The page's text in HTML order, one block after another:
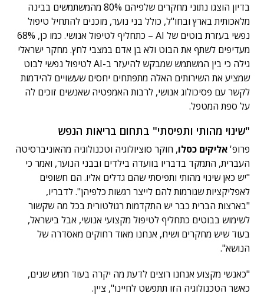
בדיון הוצגו נתוני מחקרים שלפיהם 80% מהמשתמשים בבינה
מלאכותית בארץ ובחו"ל, כולל בני נוער, מוכנים להתחיל טיפול
נפשי בעזרת בוטים של AI – כתחליף לטיפול אנושי. כמו כן, 68%
מעדיפים לשתף את הבוט ולא בן אדם במצבי לחץ. מחקר ישראלי
גילה כי בין המשתמש שמבקש להיעזר ב-AI לטיפול נפשי לבוט
שמציע את השירותים האלה מתפתחים יחסים שעשויים להידמות
לקשר עם פסיכולוג אנושי, לרבות האמפטיה שאנשים זוכים לה
על ספת המטפל.
"שינוי מהותי ותפיסתי" בתחום בריאות הנפש
פרופ' אליקים כסלו, חוקר סוציולוגיה וטכנולוגיה מהאוניברסיטה
העברית, התמקד בדבריו בוועדה בילדים ובבני הנוער, ואמר כי
"יש כאן שינוי מהותי ותפיסתי שהם גדלים אליו. הם חשופים
לאפליקציות שגורמות להם לייצר רגשות כלפיהן". לדבריו,
"בארצות הברית כבר יש התקדמות רגולטורית בכל מה שקשור
לשימוש בבוטים כתחליף לטיפול מקצועי אנושי, אבל בישראל,
בעוד שיש מחקרים ושיח, אנחנו מאוד רחוקים מאסדרה של
הנושא".
"כאנשי מקצוע אנחנו רוצים לדעת מה יקרה בעוד חמש שנים,
כאשר הטכנולוגיה הזו תתפשט לחיינו", ציין.